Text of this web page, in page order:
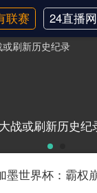
联赛
24直播网
日职联